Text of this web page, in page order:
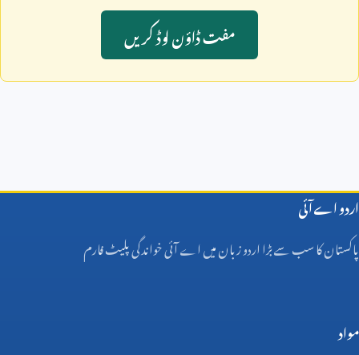
مفت ڈاؤن لوڈ کريں
اردو اے آئی
پاکستان کا سب سے بڑا اردو زبان میں اے آئی خواندگی پلیٹ فارم
مواد